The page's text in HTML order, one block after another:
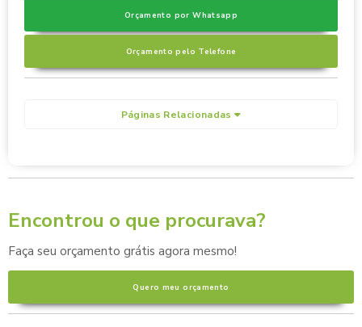
Orçamento por Whatsapp
Orçamento pelo Telefone
Páginas Relacionadas
Encontrou o que procurava?
Faça seu orçamento grátis agora mesmo!
Quero meu orçamento